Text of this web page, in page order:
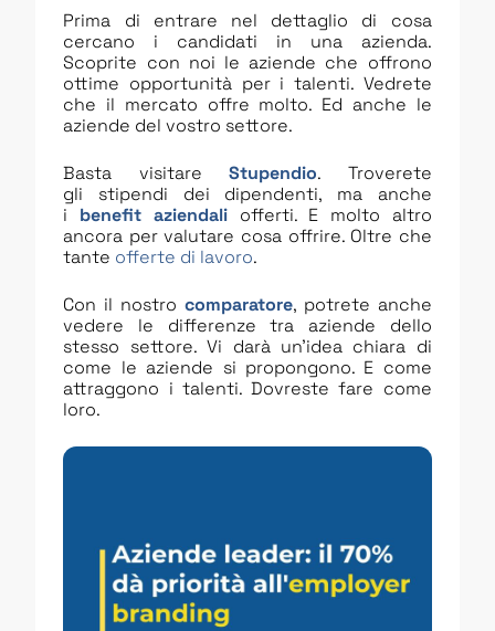
Prima di entrare nel dettaglio di cosa
cercano i candidati in una azienda.
Scoprite con noi le aziende che offrono
ottime opportunità per i talenti. Vedrete
che il mercato offre molto. Ed anche le
aziende del vostro settore.
Basta visitareStupendio. Troverete
gli stipendi dei dipendenti, ma anche
i benefit aziendaliofferti. E molto altro
ancora per valutare cosa offrire. Oltre che
tante offerte di lavoro.
Con il nostro comparatore, potrete anche
vedere le differenze tra aziende dello
stesso settore. Vi darà un’idea chiara di
come le aziende si propongono. E come
attraggono i talenti. Dovreste fare come
loro.